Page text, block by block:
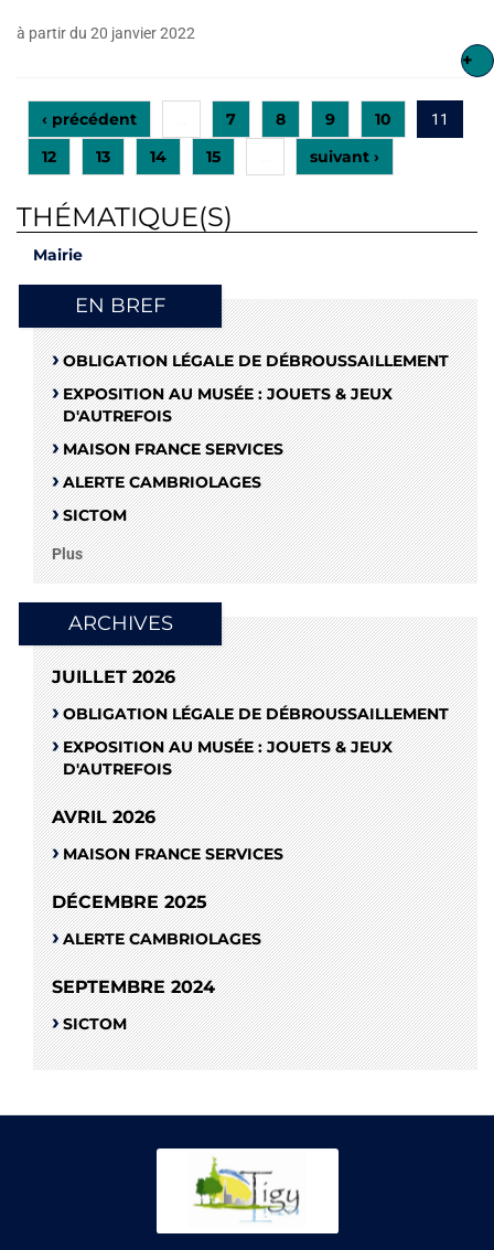
à partir du 20 janvier 2022
+
‹ précédent 7 8 9 10 11
12 13 14 15 suivant ›
THÉMATIQUE(S)
Mairie
EN BREF
OBLIGATION LÉGALE DE DÉBROUSSAILLEMENT
EXPOSITION AU MUSÉE : JOUETS & JEUX
D'AUTREFOIS
MAISON FRANCE SERVICES
ALERTE CAMBRIOLAGES
SICTOM
Plus
ARCHIVES
JUILLET 2026
OBLIGATION LÉGALE DE DÉBROUSSAILLEMENT
EXPOSITION AU MUSÉE : JOUETS & JEUX
D'AUTREFOIS
AVRIL 2026
MAISON FRANCE SERVICES
DÉCEMBRE 2025
ALERTE CAMBRIOLAGES
SEPTEMBRE 2024
SICTOM